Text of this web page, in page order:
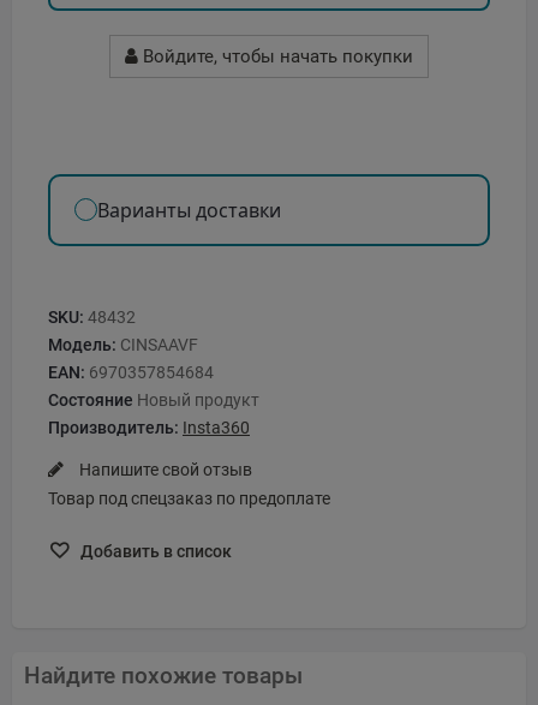
Войдите, чтобы начать покупки
Варианты доставки
SKU: 48432
Модель: CINSAAVF
EAN: 6970357854684
Состояние Новый продукт
Производитель: Insta360
Напишите свой отзыв
Товар под спецзаказ по предоплате
Добавить в список
Найдите похожие товары